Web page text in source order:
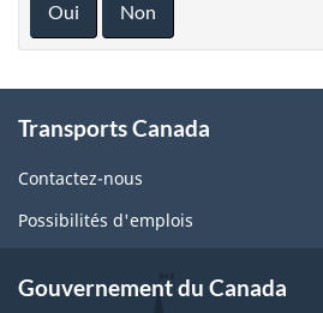
Oui Non
this
site
Transports Canada
Contactez-nous
Possibilités d'emplois
Gouvernement du Canada